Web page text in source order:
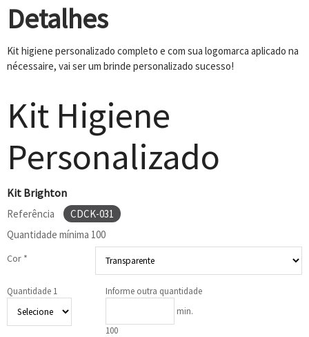
Detalhes
Kit higiene personalizado completo e com sua logomarca aplicado na
nécessaire, vai ser um brinde personalizado sucesso!
Kit Higiene
Personalizado
Kit Brighton
Referência
CDCK-031
Quantidade mínima 100
Cor *
Quantidade 1
Informe outra quantidade
min.
100